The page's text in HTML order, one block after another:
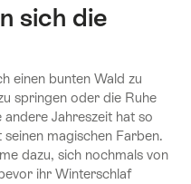
sich die
einen bunten Wald zu
springen oder die Ruhe
andere Jahreszeit hat so
magischen Farben.
dazu, sich nochmals von
ihr Winterschlaf